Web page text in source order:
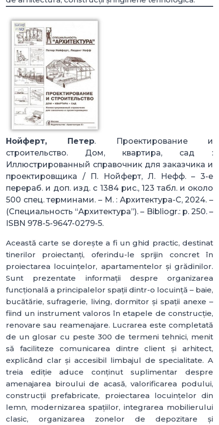
Нойферт, Петер. Проектирование и
строительство. Дом, квартира, сад :
Иллюстрированный справочник для заказчика и
проектировщика / П. Нойферт, Л. Нефф. – 3-е
перераб. и доп. изд. с 1384 рис., 123 табл. и около
500 спец. терминами. – М. : Архитектура-С, 2024. –
(Специальность “Архитектура”). – Bibliogr.: p. 250. –
ISBN 978-5-9647-0279-5.
Această carte se dorește a fi un ghid practic, destinat
tinerilor proiectanți, oferindu-le sprijin concret în
proiectarea locuințelor, apartamentelor și grădinilor.
Sunt prezentate informații despre organizarea
funcțională a principalelor spații dintr-o locuință – baie,
bucătărie, sufragerie, living, dormitor și spații anexe –
fiind un instrument valoros în etapele de construcție,
renovare sau reamenajare. Lucrarea este completată
de un glosar cu peste 300 de termeni tehnici, menit
să faciliteze comunicarea dintre client și arhitect,
explicând clar și accesibil limbajul de specialitate. A
treia ediție aduce conținut suplimentar despre
amenajarea biroului de acasă, valorificarea podului,
construcții prefabricate, proiectarea locuințelor din
lemn, modernizarea spațiilor, integrarea mobilierului
clasic, organizarea zonelor de depozitare și